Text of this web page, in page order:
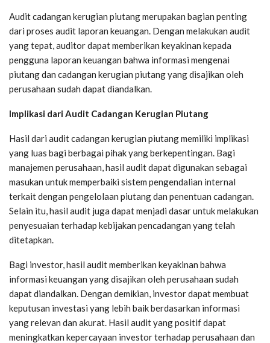
Audit cadangan kerugian piutang merupakan bagian penting
dari proses audit laporan keuangan. Dengan melakukan audit
yang tepat, auditor dapat memberikan keyakinan kepada
pengguna laporan keuangan bahwa informasi mengenai
piutang dan cadangan kerugian piutang yang disajikan oleh
perusahaan sudah dapat diandalkan.
Implikasi dari Audit Cadangan Kerugian Piutang
Hasil dari audit cadangan kerugian piutang memiliki implikasi
yang luas bagi berbagai pihak yang berkepentingan. Bagi
manajemen perusahaan, hasil audit dapat digunakan sebagai
masukan untuk memperbaiki sistem pengendalian internal
terkait dengan pengelolaan piutang dan penentuan cadangan.
Selain itu, hasil audit juga dapat menjadi dasar untuk melakukan
penyesuaian terhadap kebijakan pencadangan yang telah
ditetapkan.
Bagi investor, hasil audit memberikan keyakinan bahwa
informasi keuangan yang disajikan oleh perusahaan sudah
dapat diandalkan. Dengan demikian, investor dapat membuat
keputusan investasi yang lebih baik berdasarkan informasi
yang relevan dan akurat. Hasil audit yang positif dapat
meningkatkan kepercayaan investor terhadap perusahaan dan